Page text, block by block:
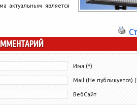
актуальным является
Имя (*)
Mail (Не публикуется)
ВебСайт